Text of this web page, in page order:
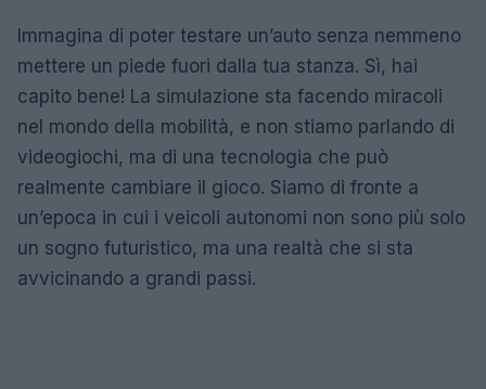
Immagina di poter testare un’auto senza nemmeno
mettere un piede fuori dalla tua stanza. Sì, hai
capito bene! La simulazione sta facendo miracoli
nel mondo della mobilità, e non stiamo parlando di
videogiochi, ma di una tecnologia che può
realmente cambiare il gioco. Siamo di fronte a
un’epoca in cui i veicoli autonomi non sono più solo
un sogno futuristico, ma una realtà che si sta
avvicinando a grandi passi.